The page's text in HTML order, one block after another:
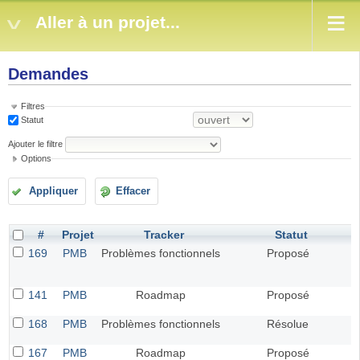
Aller à un projet...
Demandes
Filtres
Statut
Ajouter le filtre
Options
Appliquer Effacer
# Projet Tracker Statut
169
PMB Problèmes fonctionnels Proposé
141 PMB Roadmap Proposé
168 PMB Problèmes fonctionnels Résolue
167 PMB Roadmap Proposé